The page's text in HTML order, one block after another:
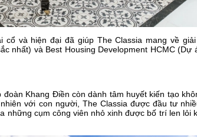
và hiện đại đã giúp The Classia mang về
nhất) và Best Housing Development HCMC (Dự
Khang Điền còn dành tâm huyết kiến tạo
với con người, The Classia được đầu tư
cụm công viên nhỏ xinh được bố trí len lỏi